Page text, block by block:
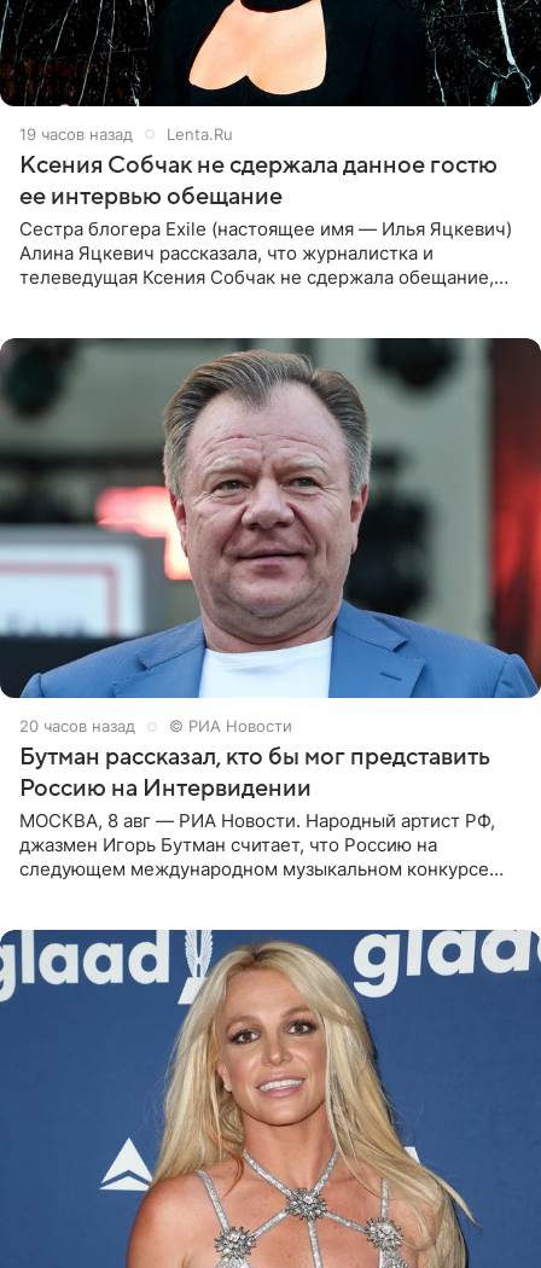
19 часов назад Lenta.Ru
Ксения Собчак не сдержала данное гостю
ее интервью обещание
Сестра блогера Exile (настоящее имя — Илья Яцкевич)
Алина Яцкевич рассказала, что журналистка и
телеведущая Ксения Собчак не сдержала обещание,
20 часов назад © РИА Новости
Бутман рассказал, кто бы мог представить
Россию на Интервидении
МОСКВА, 8 авг — РИА Новости. Народный артист РФ,
джазмен Игорь Бутман считает, что Россию на
следующем международном музыкальном конкурсе